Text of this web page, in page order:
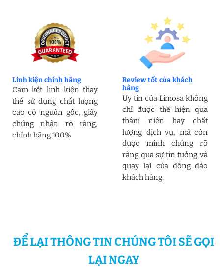
Linh kiện chính hãng
Cam kết linh kiện thay
thế sử dụng chất lượng
cao có nguồn gốc, giấy
chứng nhận rõ ràng,
chính hãng 100%
Review tốt của khách
hàng
Uy tín của Limosa không
chỉ được thể hiện qua
thâm niên hay chất
lượng dịch vụ, mà còn
được minh chứng rõ
ràng qua sự tin tưởng và
quay lại của đông đảo
khách hàng.
ĐỂ LẠI THÔNG TIN CHÚNG TÔI SẼ GỌI
LẠI NGAY